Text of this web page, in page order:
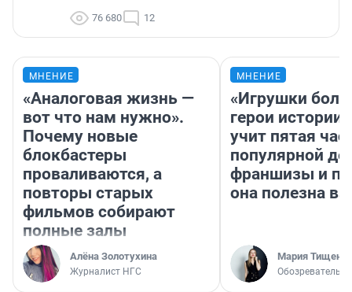
76 680 12
МНЕНИЕ
«Аналоговая жизнь —
вот что нам нужно».
Почему новые
блокбастеры
проваливаются, а
повторы старых
фильмов собирают
полные залы
Алёна Золотухина
Журналист НГС
МНЕНИЕ
«Игрушки
герои
учит пятая
популярной
франшизы и
она полезна
Мария Тищенко
Обозреватель